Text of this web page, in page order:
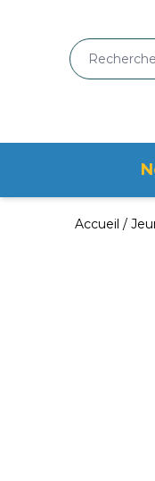
Accueil